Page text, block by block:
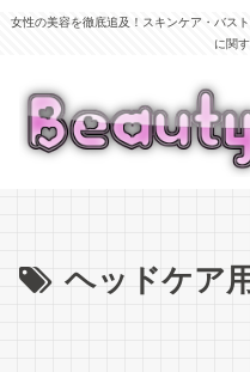
女性の美容を徹底追及！スキンケア・バス
に関
ヘッドケア